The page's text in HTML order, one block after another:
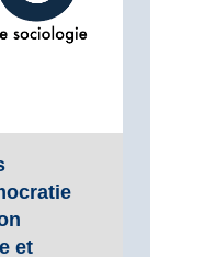
et